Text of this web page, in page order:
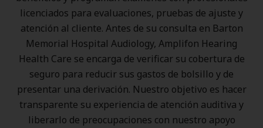
licenciados para evaluaciones, pruebas de ajuste y
atención al cliente. Antes de su consulta en Barton
Memorial Hospital Audiology, Amplifon Hearing
Health Care se encarga de verificar su cobertura de
seguro para reducir sus gastos de bolsillo y de
presentar una derivación. Nuestro objetivo es hacer
transparente su experiencia de atención auditiva y
liberarlo de preocupaciones con nuestro apoyo